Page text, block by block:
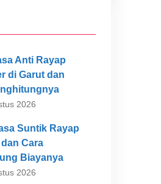
Anti Rayap
di Garut dan
2026
Suntik Rayap
Cara
Biayanya
2026